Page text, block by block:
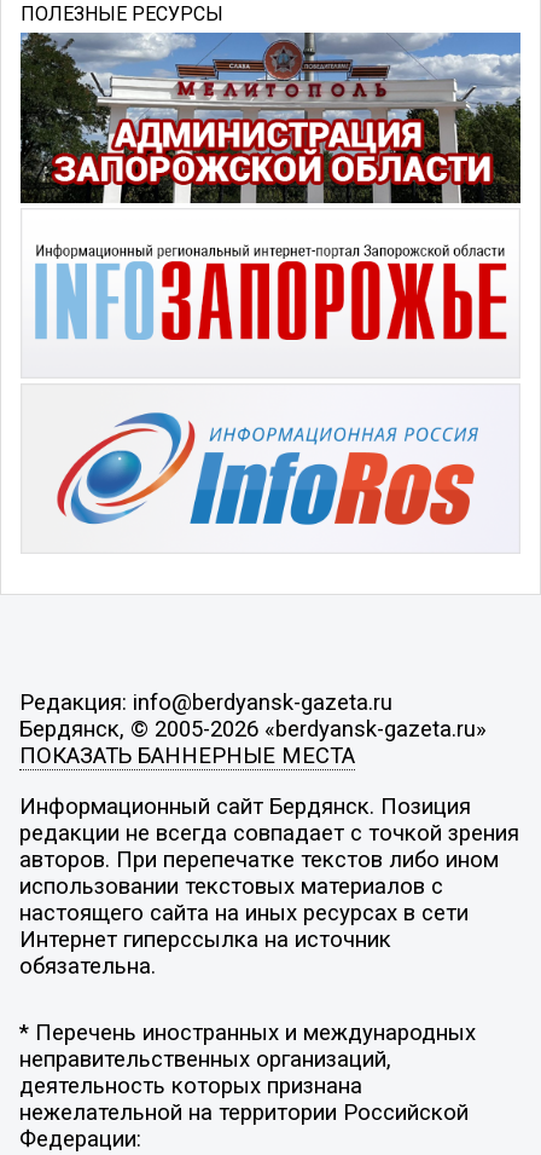
ПОЛЕЗНЫЕ РЕСУРСЫ
Редакция: info@berdyansk-gazeta.ru
Бердянск, © 2005-2026 «berdyansk-gazeta.ru»
ПОКАЗАТЬ БАННЕРНЫЕ МЕСТА
Информационный сайт Бердянск. Позиция
редакции не всегда совпадает с точкой зрения
авторов. При перепечатке текстов либо ином
использовании текстовых материалов с
настоящего сайта на иных ресурсах в сети
Интернет гиперссылка на источник
обязательна.
* Перечень иностранных и международных
неправительственных организаций,
деятельность которых признана
нежелательной на территории Российской
Федерации: